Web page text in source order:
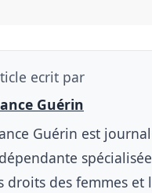
ecrit par
Guérin
Guérin est
droits des femmes et